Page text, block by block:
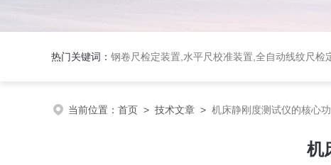
热门关键词： 钢卷尺检定装置,水平尺校准装置,全自动线纹尺检定
当前位置： 首页 > 技术文章 > 机床静刚度测试仪的核心
机